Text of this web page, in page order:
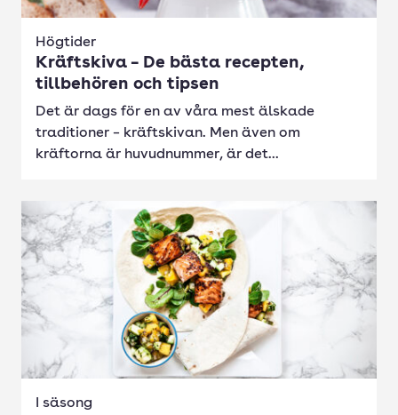
Högtider
Kräftskiva – De bästa recepten,
tillbehören och tipsen
Det är dags för en av våra mest älskade
traditioner – kräftskivan. Men även om
kräftorna är huvudnummer, är det...
I säsong